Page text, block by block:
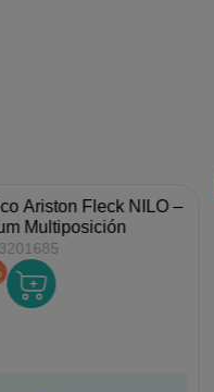
Ariston Fleck NILO –
Multiposición
3201685